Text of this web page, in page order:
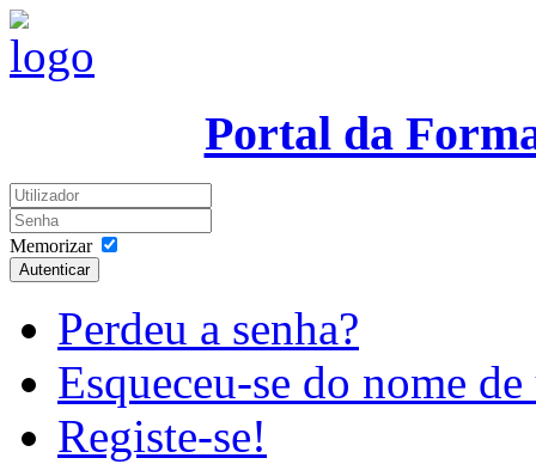
Portal da
Memorizar
Autenticar
Perdeu a senha?
Esqueceu-se do nome
Registe-se!